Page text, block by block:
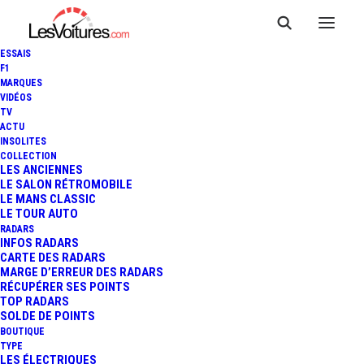
ESSAIS
F1
MARQUES
VIDÉOS
TV
ACTU
INSOLITES
COLLECTION
LES ANCIENNES
LE SALON RÉTROMOBILE
LE MANS CLASSIC
LE TOUR AUTO
RADARS
INFOS RADARS
CARTE DES RADARS
MARGE D’ERREUR DES RADARS
RÉCUPÉRER SES POINTS
TOP RADARS
SOLDE DE POINTS
BOUTIQUE
TYPE
LES ÉLECTRIQUES
29 juillet 2013
RADARS : ATTENTION,